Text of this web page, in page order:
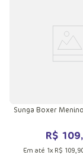
Sunga Boxer
R$ 109,
Em até 1x R$ 109,